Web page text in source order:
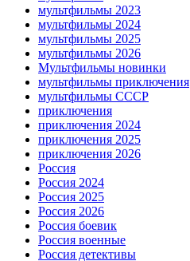
мультфильмы 2023
мультфильмы 2024
мультфильмы 2025
мультфильмы 2026
Мультфильмы новинки
мультфильмы приключения
мультфильмы СССР
приключения
приключения 2024
приключения 2025
приключения 2026
Россия
Россия 2024
Россия 2025
Россия 2026
Россия боевик
Россия военные
Россия детективы